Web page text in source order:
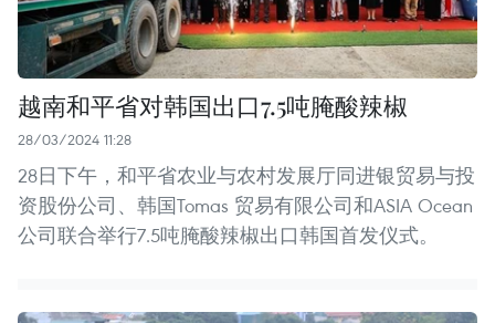
越南和平省对韩国出口7.5吨腌酸辣椒
28/03/2024 11:28
28日下午，和平省农业与农村发展厅同进银贸易与投
资股份公司、韩国Tomas 贸易有限公司和ASIA Ocean
公司联合举行7.5吨腌酸辣椒出口韩国首发仪式。